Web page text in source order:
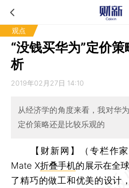
观点
“没钱买华为”定价
析
2019年02月27日 14:10
从经济学的角度来看，我对华
定价策略还是比较乐观的
【财新网】（专栏作
Mate X折叠手机的展示在全
了精巧的做工和优美的设计